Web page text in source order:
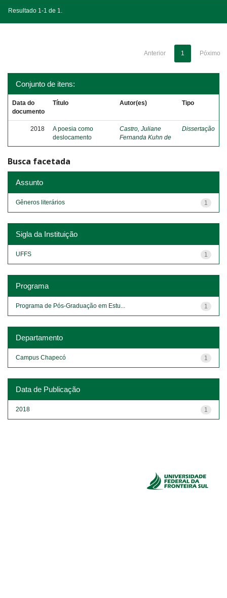
Resultado 1-1 de 1.
Anterior 1 Póximo
Conjunto de itens:
Data do
documento
Título Autor(es) Tipo
2018
A poesia como
deslocamento
Castro, Juliane
Fernanda Kuhn de
Dissertação
Busca facetada
Assunto
1
Gêneros literários
Sigla da Instituição
1
UFFS
Programa
1
Programa de Pós-Graduação em Estu...
Departamento
1
Campus Chapecó
Data de Publicação
1
2018